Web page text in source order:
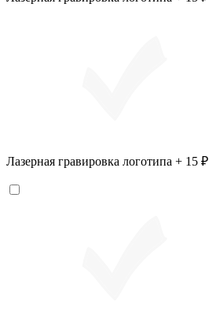
Лазерная гравировка логотипа + 15 ₽